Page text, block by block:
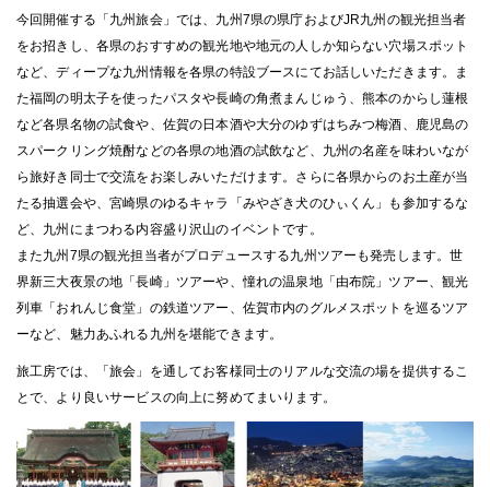
今回開催する「九州旅会」では、九州7県の県庁およびJR九州の観光担当者
をお招きし、各県のおすすめの観光地や地元の人しか知らない穴場スポット
など、ディープな九州情報を各県の特設ブースにてお話しいただきます。ま
た福岡の明太子を使ったパスタや長崎の角煮まんじゅう、熊本のからし蓮根
など各県名物の試食や、佐賀の日本酒や大分のゆずはちみつ梅酒、鹿児島の
スパークリング焼酎などの各県の地酒の試飲など、九州の名産を味わいなが
ら旅好き同士で交流をお楽しみいただけます。さらに各県からのお土産が当
たる抽選会や、宮崎県のゆるキャラ「みやざき犬のひぃくん」も参加するな
ど、九州にまつわる内容盛り沢山のイベントです。
また九州7県の観光担当者がプロデュースする九州ツアーも発売します。世
界新三大夜景の地「長崎」ツアーや、憧れの温泉地「由布院」ツアー、観光
列車「おれんじ食堂」の鉄道ツアー、佐賀市内のグルメスポットを巡るツア
ーなど、魅力あふれる九州を堪能できます。
旅工房では、「旅会」を通してお客様同士のリアルな交流の場を提供するこ
とで、より良いサービスの向上に努めてまいります。